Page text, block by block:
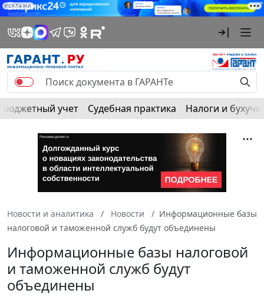
РЕКЛАМА
Бюджетный учет Судебная практика Налоги и
Новости и аналитика Новости
Информационные базы
налоговой и таможенной служб будут объединены
Информационные базы налоговой
и таможенной служб будут
объединены